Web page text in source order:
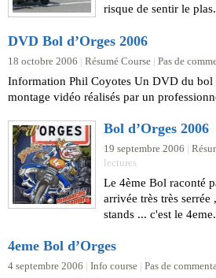
risque de sentir le
DVD Bol d’Orges 2006
18 octobre 2006 | Résumé Course | Pas de
Information Phil Coyotes Un DVD du
montage vidéo réalisés par un
Bol d’Orges 2006
19 septembre 2006 |
lectures
Le 4ème Bol raconté
arrivée très très
stands ... c'est le
4eme Bol d’Orges
4 septembre 2006 | Info course | Pas de